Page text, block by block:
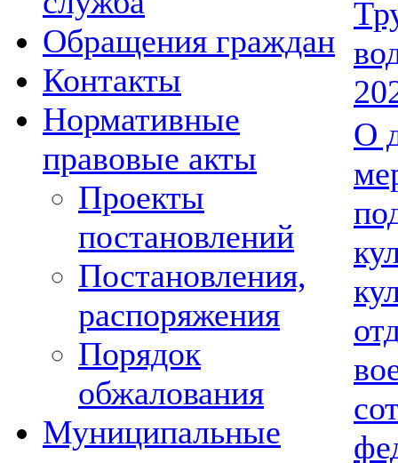
Обращения граждан
Контакты
Нормативные
правовые акты
Проекты
постановлений
Постановления,
распоряжения
Порядок
обжалования
Муниципальные
О